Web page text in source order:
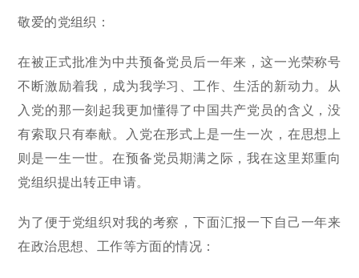
敬爱的党组织：
在被正式批准为中共预备党员后一年来，这一光荣称号
不断激励着我，成为我学习、工作、生活的新动力。从
入党的那一刻起我更加懂得了中国共产党员的含义，没
有索取只有奉献。入党在形式上是一生一次，在思想上
则是一生一世。在预备党员期满之际，我在这里郑重向
党组织提出转正申请。
为了便于党组织对我的考察，下面汇报一下自己一年来
在政治思想、工作等方面的情况：